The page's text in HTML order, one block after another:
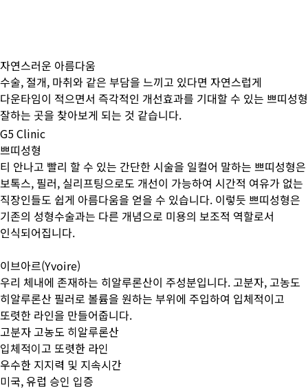
자연스러운 아름다움
수술, 절개, 마취와 같은 부담을 느끼고 있다면 자연스럽게
다운타임이 적으면서 즉각적인 개선효과를 기대할 수 있는 쁘띠성형
잘하는 곳을 찾아보게 되는 것 같습니다.
G5 Clinic
쁘띠성형
티 안나고 빨리 할 수 있는 간단한 시술을 일컬어 말하는 쁘띠성형은
보톡스, 필러, 실리프팅으로도 개선이 가능하여 시간적 여유가 없는
직장인들도 쉽게 아름다움을 얻을 수 있습니다. 이렇듯 쁘띠성형은
기존의 성형수술과는 다른 개념으로 미용의 보조적 역할로서
인식되어집니다.
이브아르(Yvoire)
우리 체내에 존재하는 히알루론산이 주성분입니다. 고분자, 고농도
히알루론산 필러로 볼륨을 원하는 부위에 주입하여 입체적이고
또렷한 라인을 만들어줍니다.
고분자 고농도 히알루론산
입체적이고 또렷한 라인
우수한 지지력 및 지속시간
미국, 유럽 승인 입증